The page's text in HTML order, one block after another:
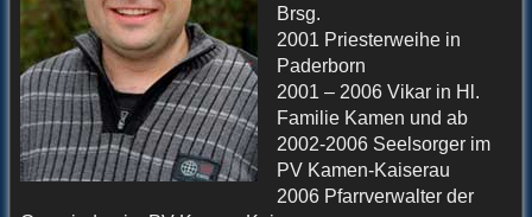
Brsg.
2001 Priesterweihe in
Paderborn
2001 – 2006 Vikar in Hl.
Familie Kamen und ab
2002-2006 Seelsorger im
PV Kamen-Kaiserau
2006 Pfarrverwalter der